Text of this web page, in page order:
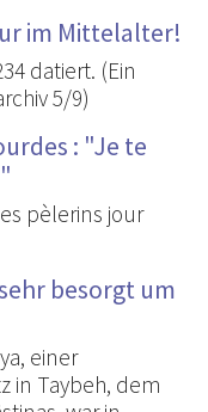
im Mittelalter!
datiert. (Ein
5/9)
: "Je te
pèlerins jour
besorgt um
einer
in Taybeh, dem